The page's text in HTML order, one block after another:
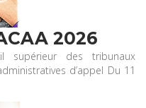
2026
supérieur des tribunaux
d’appel Du 11